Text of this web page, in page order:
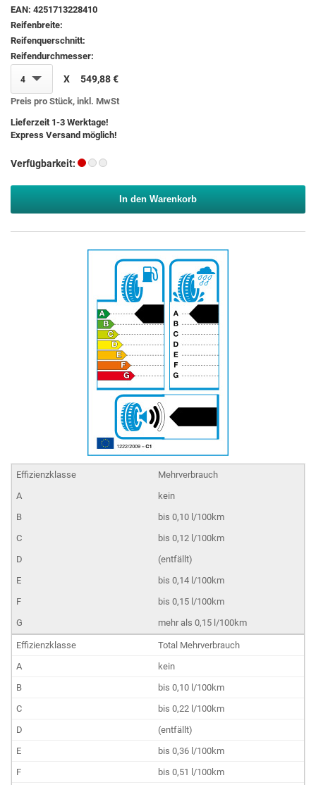
EAN: 4251713228410
Reifenbreite:
Reifenquerschnitt:
Reifendurchmesser:
4 X 549,88 €
Preis pro Stück, inkl. MwSt
Lieferzeit 1-3 Werktage!
Express Versand möglich!
Verfügbarkeit:
In den Warenkorb
Mehrverbrauch
kein
bis 0,10 l/100km
bis 0,12 l/100km
(entfällt)
bis 0,14 l/100km
bis 0,15 l/100km
mehr als 0,15 l/100km
Total Mehrverbrauch
kein
bis 0,10 l/100km
bis 0,22 l/100km
(entfällt)
bis 0,36 l/100km
bis 0,51 l/100km